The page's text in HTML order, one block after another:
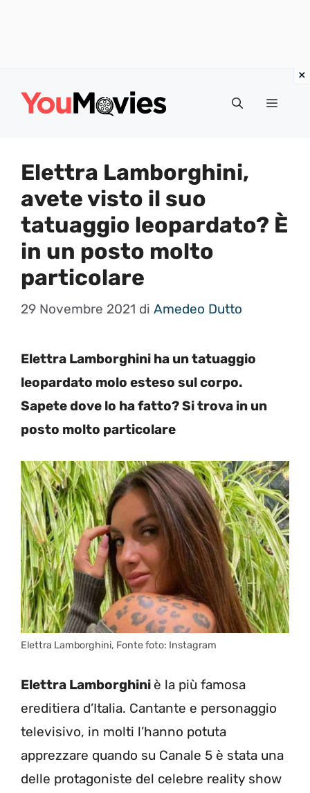
Menu
Elettra Lamborghini,
avete visto il suo
tatuaggio leopardato? È
in un posto molto
particolare
29 Novembre 2021 di Amedeo Dutto
Elettra Lamborghini ha un tatuaggio
leopardato molo esteso sul corpo.
Sapete dove lo ha fatto? Si trova in un
posto molto particolare
Elettra Lamborghini, Fonte foto: Instagram
Elettra Lamborghini è la più famosa
ereditiera d’Italia. Cantante e personaggio
televisivo, in molti l’hanno potuta
apprezzare quando su Canale 5 è stata una
delle protagoniste del celebre reality show